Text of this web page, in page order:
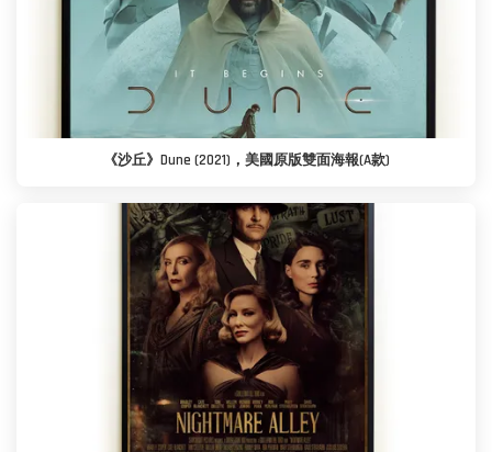
《沙丘》Dune (2021)，美國原版雙面海報(A款)